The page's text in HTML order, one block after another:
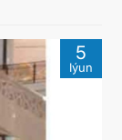
5
Iýun